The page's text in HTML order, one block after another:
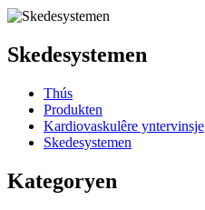
Skedesystemen
Thús
Produkten
Kardiovaskulêre yntervinsje
Skedesystemen
Kategoryen